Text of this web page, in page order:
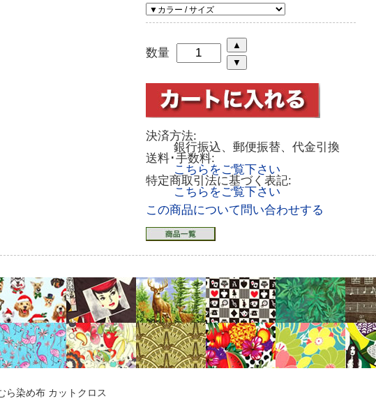
数量
決済方法:
銀行振込、郵便振替、代金引換
送料･手数料:
こちらをご覧下さい
特定商取引法に基づく表記:
こちらをご覧下さい
この商品について問い合わせする
ら染め布 カットクロス